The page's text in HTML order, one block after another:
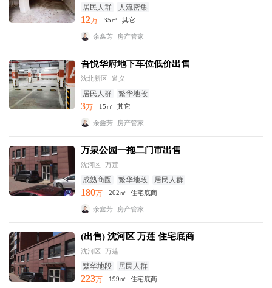
居民人群 人流密集
12万 35㎡ 其它
余鑫芳 房产管家
吾悦华府地下车位低价出售
沈北新区 道义
居民人群 繁华地段
3万 15㎡ 其它
余鑫芳 房产管家
万泉公园一拖二门市出售
沈河区 万莲
成熟商圈 繁华地段 居民人群
180万 202㎡ 住宅底商
余鑫芳 房产管家
(出售) 沈河区 万莲 住宅底商
沈河区 万莲
繁华地段 居民人群
223万 199㎡ 住宅底商